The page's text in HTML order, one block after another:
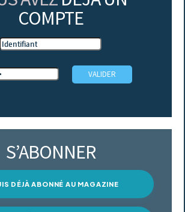
COMPTE
S’ABONNER
DÉJÀ ABONNÉ AU MAGAZINE